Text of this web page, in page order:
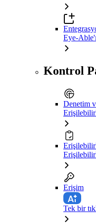
Eye-
Kontrol
Denetim
Erişim
Tek bir